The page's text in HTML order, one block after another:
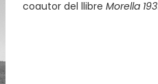
coautor del llibre Morella